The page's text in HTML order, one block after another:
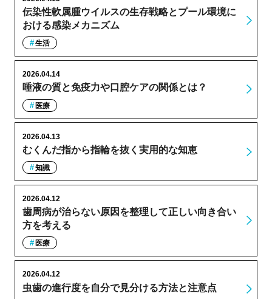
伝染性軟属腫ウイルスの生存戦略とプール環境に
おける感染メカニズム
生活
唾液の質と免疫力や口腔ケアの関係とは？
2026.04.14
医療
むくんだ指から指輪を抜く実用的な知恵
2026.04.13
知識
歯周病が治らない原因を整理して正しい向き合い
方を考える
2026.04.12
医療
虫歯の進行度を自分で見分ける方法と注意点
2026.04.12